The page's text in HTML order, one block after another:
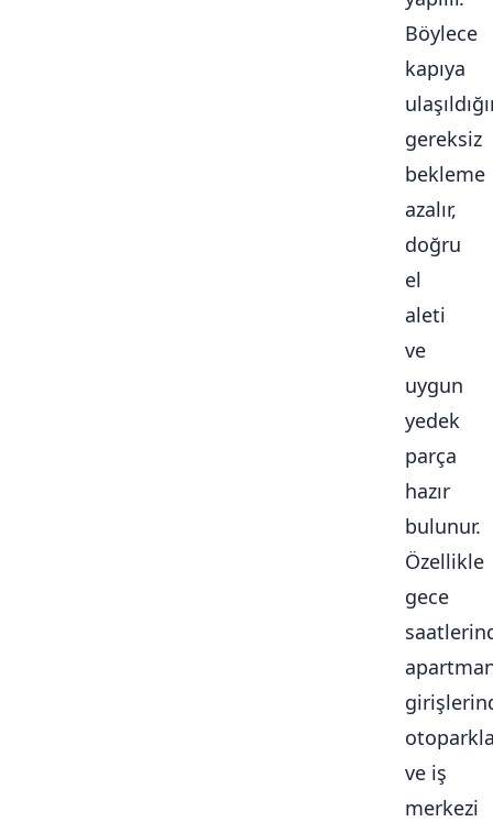
Böylece
kapıya
gereksiz
bekleme
azalır,
doğru
el
aleti
ve
uygun
yedek
parça
hazır
bulunur.
Özellikle
gece
ve iş
merkezi